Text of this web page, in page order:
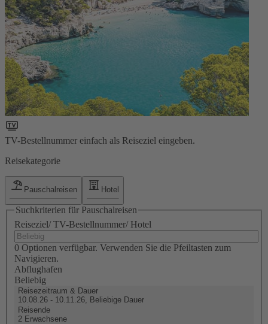
TV-Bestellnummer einfach als Reiseziel eingeben.
Reisekategorie
Pauschalreisen Hotel
Suchkriterien für Pauschalreisen
Reiseziel/ TV-Bestellnummer/ Hotel
0 Optionen verfügbar. Verwenden Sie die Pfeiltasten zum
Navigieren.
Abflughafen
Beliebig
Reisezeitraum & Dauer
10.08.26 - 10.11.26, Beliebige Dauer
Reisende
2 Erwachsene